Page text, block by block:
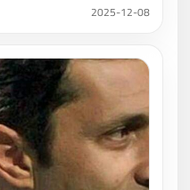
2025-12-08